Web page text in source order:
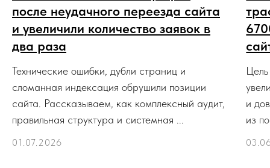
после неудачного переезда сайта
и увеличили количество заявок в
два раза
Технические ошибки, дубли страниц и
сломанная индексация обрушили позиции
сайта. Рассказываем, как комплексный аудит,
правильная структура и системная ...
01.07.2026
и
из